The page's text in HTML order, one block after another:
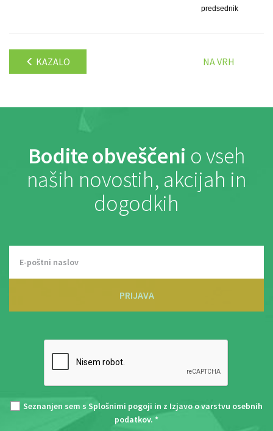
predsednik
KAZALO NA VRH
Bodite obveščeni o vseh
naših novostih, akcijah in
dogodkih
PRIJAVA
Seznanjen sem s Splošnimi pogoji in z Izjavo o varstvu osebnih
podatkov. *